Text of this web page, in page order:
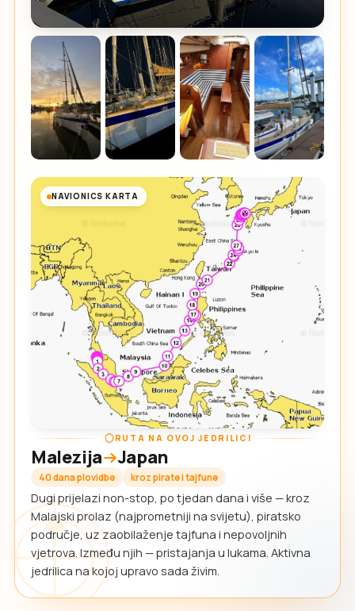
NAVIONICS KARTA
RUTA NA OVOJ JEDRILICI
Malezija Japan
40 dana plovidbe kroz pirate i tajfune
Dugi prijelazi non-stop, po tjedan dana i više — kroz
Malajski prolaz (najprometniji na svijetu), piratsko
područje, uz zaobilaženje tajfuna i nepovoljnih
vjetrova. Između njih — pristajanja u lukama. Aktivna
jedrilica na kojoj upravo sada živim.